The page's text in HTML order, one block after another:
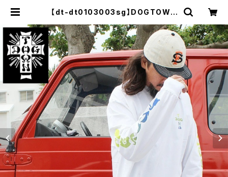
【dt-dt0103003sg】DOGTOWN
03003SG ロンT ロングスリーブT
大きいサイズ メンズ 長袖 M L XL 大
きめ 長袖 デザイン プリント かっこい
い おしゃれ 人気 安い ブランド | セレ
クトショップ【P.C.H】